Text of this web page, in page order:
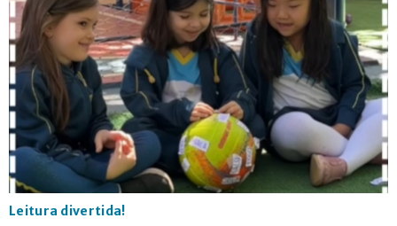
Leitura divertida!